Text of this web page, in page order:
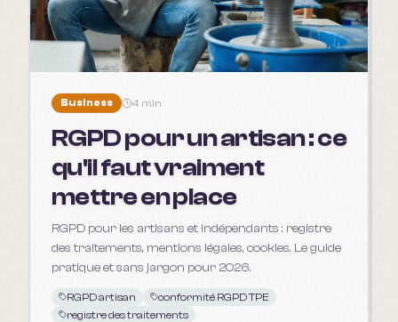
Business 4 min
RGPD pour un artisan : ce
qu'il faut vraiment
mettre en place
RGPD pour les artisans et indépendants : registre
des traitements, mentions légales, cookies. Le guide
pratique et sans jargon pour 2026.
RGPD artisan
conformité RGPD TPE
registre des traitements